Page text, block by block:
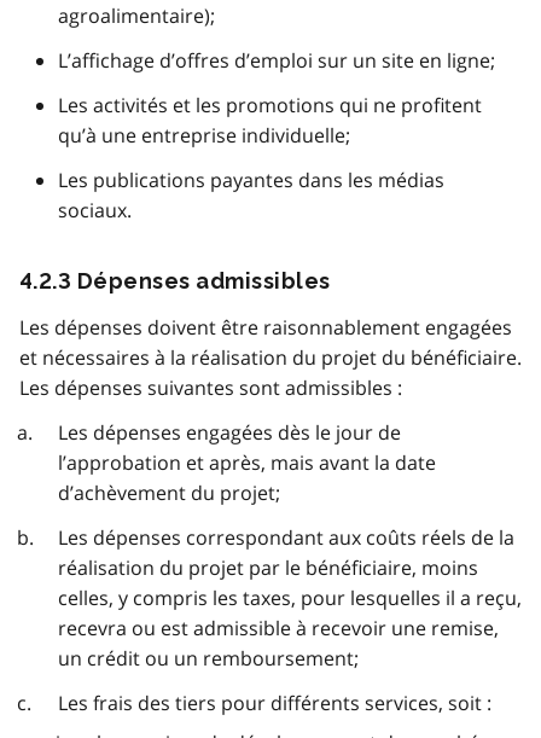
agroalimentaire);
L’affichage d’offres d’emploi sur un site en ligne;
Les activités et les promotions qui ne profitent
qu’à une entreprise individuelle;
Les publications payantes dans les médias
sociaux.
4.2.3 Dépenses admissibles
Les dépenses doivent être raisonnablement engagées
et nécessaires à la réalisation du projet du bénéficiaire.
Les dépenses suivantes sont admissibles :
Les dépenses engagées dès le jour de
l’approbation et après, mais avant la date
d’achèvement du projet;
Les dépenses correspondant aux coûts réels de la
réalisation du projet par le bénéficiaire, moins
celles, y compris les taxes, pour lesquelles il a reçu,
recevra ou est admissible à recevoir une remise,
un crédit ou un remboursement;
Les frais des tiers pour différents services, soit :